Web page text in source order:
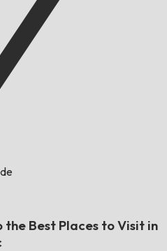
the Best Places to Visit in